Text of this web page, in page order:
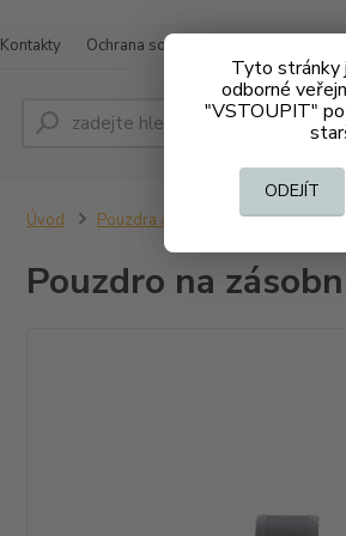
Tyto stránky
odborné
"VSTOUPIT"
ODEJÍT
Kontakty Ochrana soukromí
Úvod Pouzdra a kufry Pouzdro na
Pouzdro na